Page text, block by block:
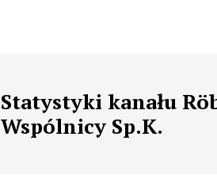
Statystyki kanału
Wspólnicy Sp.K.